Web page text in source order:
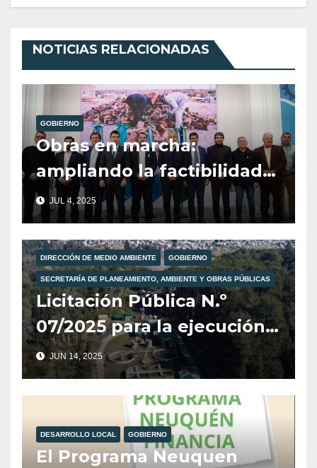
NOTICIAS RELACIONADAS
GOBIERNO
Obras en marcha:
ampliando la factibilidad
de gas en Villa La
Angostura.
JUL 4, 2025
DIRECCIÓN DE MEDIO AMBIENTE GOBIERNO
SECRETARÍA DE PLANEAMIENTO, AMBIENTE Y OBRAS PÚBLICAS
Licitación Pública N.º
07/2025 para la ejecución
de la Planta de
Pretratamiento de
Efluentes Cloacales de
Camiones Atmosféricos en
Villa La Angostura.
JUN 14, 2025
DESARROLLO LOCAL GOBIERNO
El Programa Neuquen